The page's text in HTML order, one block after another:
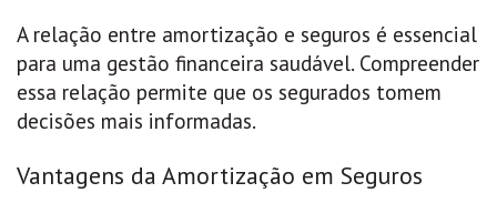
A relação entre amortização e seguros é essencial
para uma gestão financeira saudável. Compreender
essa relação permite que os segurados tomem
decisões mais informadas.
Vantagens da Amortização em Seguros